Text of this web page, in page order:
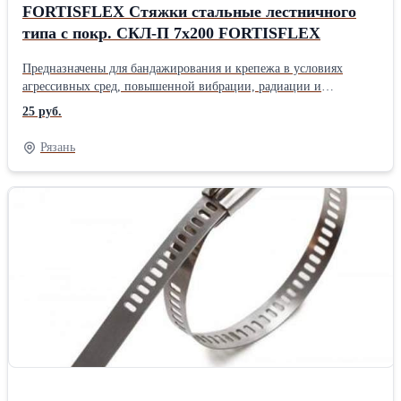
FORTISFLEX Стяжки стальные лестничного
типа с покр. СКЛ-П 7х200 FORTISFLEX
Предназначены для бандажирования и крепежа в условиях
агрессивных сред, повышенной вибрации, радиации и
влажности Материал: нержавеющая сталь AISI 304 Немагнитная
сталь ленты и замкового механизма Покрытие: полиэстер
Температура эксплуатации: от -50 С до +150 С Для наружной и
внутренней установки Покрытие увеличивает
антикоррозионную стойкость, сглаживает края стяжки и создает
изолирующий слой, препятствующий химической коррозии
между неоднородными металлами Полимерное покрытие
обладает пластичностью, не трескаетсяи сохраняет гибкость даже
при отрицательных температурах Уникальная конструкция замка
Multilock с несколькимидополняющими механизмами фиксации
Низкий профиль (высота) замка Замковый механизм
одностороннего хода, неразъемный Ступенчатая затяжка с шагом
перфорации на ленте Перфорированное окно на хвосте стяжки
позволяетиспользовать крюки для усиления затяжки
Дополнительная блокировка стяжки достигается
путемзапрессовки вертикальных планок замка Монтаж вручную
25 руб.
Рязань